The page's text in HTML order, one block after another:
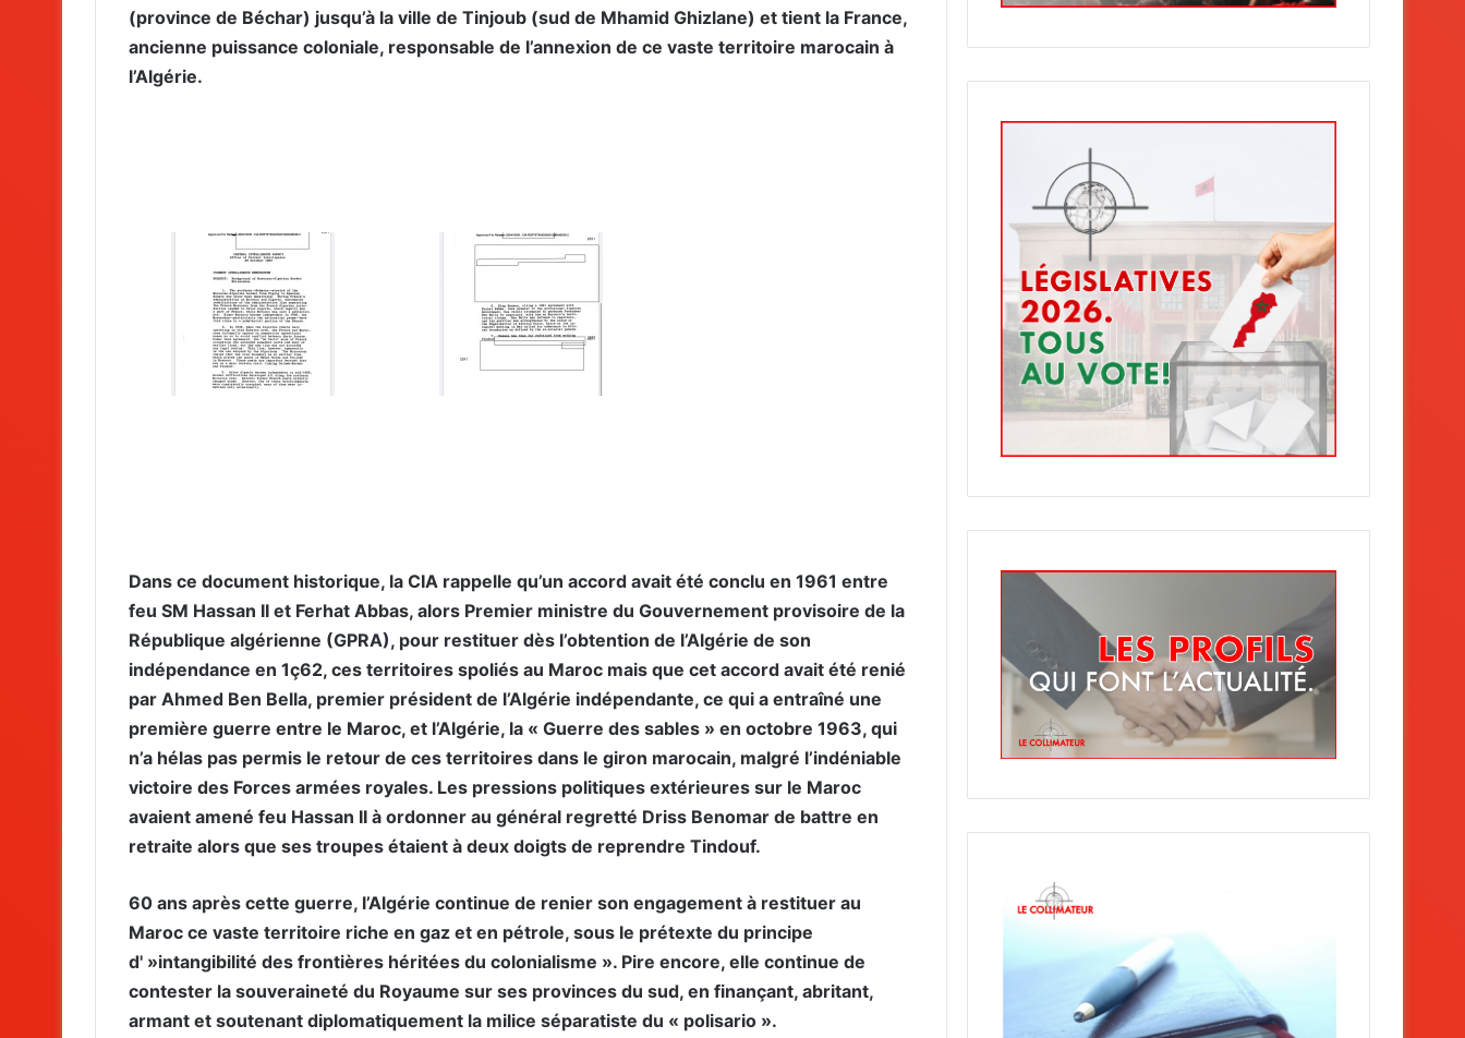
(province de Béchar) jusqu’à la ville de Tinjoub (sud de Mhamid Ghizlane) et tient la France,
ancienne puissance coloniale, responsable de l’annexion de ce vaste territoire marocain à
l’Algérie.
Dans ce document historique, la CIA rappelle qu’un accord avait été conclu en 1961 entre
feu SM Hassan II et Ferhat Abbas, alors Premier ministre du Gouvernement provisoire de la
République algérienne (GPRA), pour restituer dès l’obtention de l’Algérie de son
indépendance en 1ç62, ces territoires spoliés au Maroc mais que cet accord avait été renié
par Ahmed Ben Bella, premier président de l’Algérie indépendante, ce qui a entraîné une
première guerre entre le Maroc, et l’Algérie, la « Guerre des sables » en octobre 1963, qui
n’a hélas pas permis le retour de ces territoires dans le giron marocain, malgré l’indéniable
victoire des Forces armées royales. Les pressions politiques extérieures sur le Maroc
avaient amené feu Hassan II à ordonner au général regretté Driss Benomar de battre en
retraite alors que ses troupes étaient à deux doigts de reprendre Tindouf.
60 ans après cette guerre, l’Algérie continue de renier son engagement à restituer au
Maroc ce vaste territoire riche en gaz et en pétrole, sous le prétexte du principe
d' »intangibilité des frontières héritées du colonialisme ». Pire encore, elle continue de
contester la souveraineté du Royaume sur ses provinces du sud, en finançant, abritant,
armant et soutenant diplomatiquement la milice séparatiste du « polisario ».